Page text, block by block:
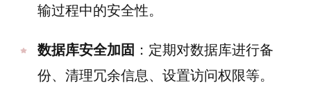
输过程中的安全性。
数据库安全加固 ：定期对数据库进行备
份、清理冗余信息、设置访问权限等。